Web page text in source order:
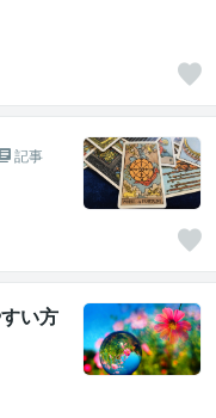
記事
い方